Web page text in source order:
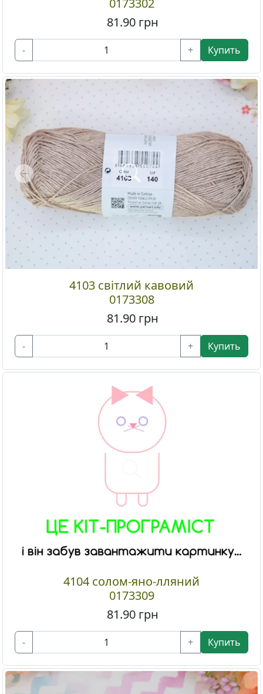
81.90 грн
- + Купить
Previous
4103 світлий кавовий
0173308
81.90 грн
- + Купить
4104 солом-яно-лляний
0173309
81.90 грн
- + Купить